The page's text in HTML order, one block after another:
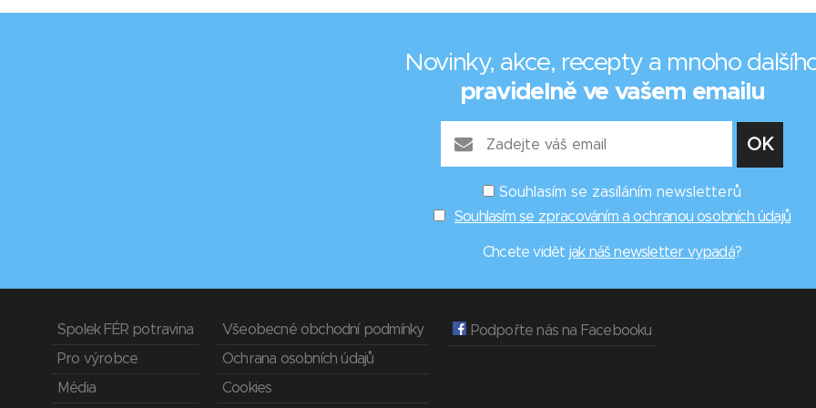
Novinky, akce, recepty a mnoho
pravidelně ve vašem emailu
Souhlasím se zasíláním newsletterů
Souhlasím se zpracováním a ochranou osobních údajů
Chcete vidět jak náš newsletter vypadá?
Spolek FÉR potravina
Pro výrobce
Média
Všeobecné obchodní podmínky
Ochrana osobních údajů
Cookies
Podpořte nás na Facebooku